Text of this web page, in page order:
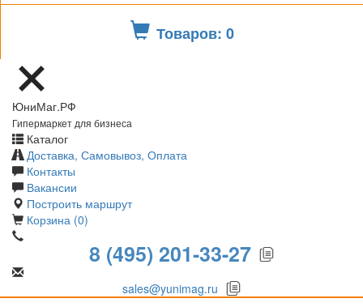
Товаров: 0
ЮниМаг.РФ
Гипермаркет для бизнеса
Каталог
Доставка, Самовывоз, Оплата
Контакты
Вакансии
Построить маршрут
Корзина (0)
8 (495) 201-33-27
sales@yunimag.ru